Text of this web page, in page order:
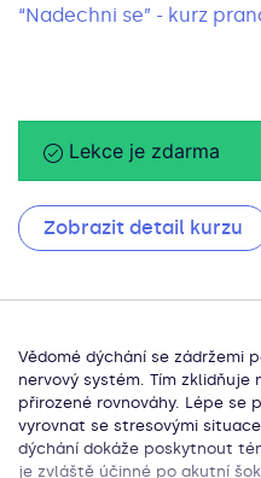
“Nadechni se” - kurz
Lekce je zdarma
Zobrazit detail kurzu
Vědomé dýchání se zádržemi
nervový systém. Tím zklidňuje
přirozené rovnováhy. Lépe se
vyrovnat se stresovými
dýchání dokáže poskytnout
je zvláště účinné po akutní